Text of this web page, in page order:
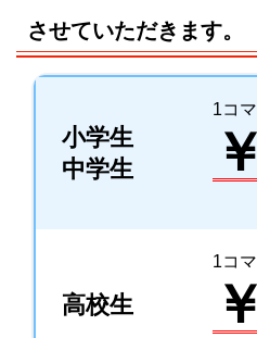
させていただきます。
小学生
中学生
1コ
高校生
1コ